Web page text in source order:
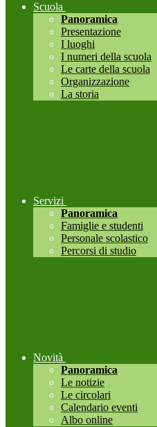
Scuola
Panoramica
Presentazione
I luoghi
I numeri della scuola
Le carte della scuola
Organizzazione
La storia
Servizi
Panoramica
Famiglie e studenti
Personale scolastico
Percorsi di studio
Novità
Panoramica
Le notizie
Le circolari
Calendario eventi
Albo online